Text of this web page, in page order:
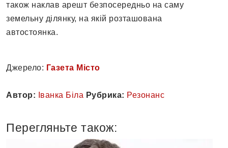
також наклав арешт безпосередньо на саму
земельну ділянку, на якій розташована
автостоянка.
Джерело: Газета Місто
Автор: Іванка Біла Рубрика: Резонанс
Перегляньте також: